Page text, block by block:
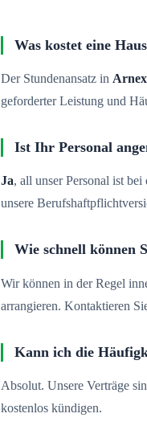
Was kostet eine
Der Stundenansatz in
geforderter Leistung und
Ist Ihr Personal
Ja, all unser Personal ist
unsere
Wie schnell können
Wir können in der Regel
arrangieren. Kontaktieren
Kann ich die
Absolut. Unsere Verträge
kostenlos kündigen.